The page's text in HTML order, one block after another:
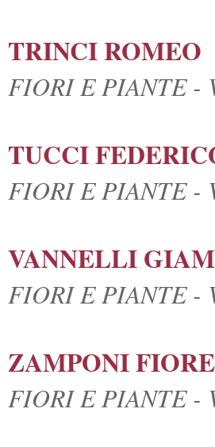
TRINCI ROMEO
FIORI E PIANTE -
TUCCI
FIORI E PIANTE -
VANNELLI
FIORI E PIANTE -
ZAMPONI
FIORI E PIANTE -